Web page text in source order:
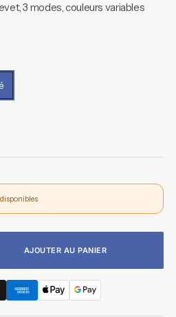
3 modes, couleurs variables
AJOUTER AU PANIER